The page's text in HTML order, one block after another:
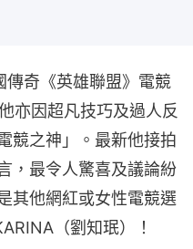
奇《英雄聯盟》電競
亦因超凡技巧及過人反
競之神」。最新他接拍
，最令人驚喜及議論紛
其他網紅或女性電競選
（劉知珉）！